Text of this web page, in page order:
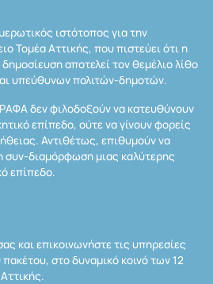
ιστότοπος για την
Τομέα Αττικής, που πιστεύει ότι η
αποτελεί τον θεμέλιο λίθο
υπεύθυνων πολιτών-δημοτών.
δεν φιλοδοξούν να κατευθύνουν
επίπεδο, ούτε να γίνουν φορείς
Αντιθέτως, επιθυμούν να
συν-διαμόρφωση μιας καλύτερης
επίπεδο.
και επικοινωνήστε τις υπηρεσίες
στο δυναμικό κοινό των 12